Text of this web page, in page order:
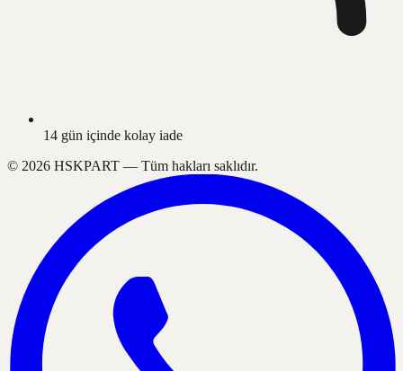
14 gün içinde kolay iade
© 2026 HSKPART — Tüm hakları saklıdır.